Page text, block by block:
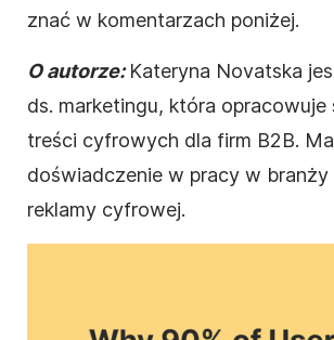
znać w komentarzach poniżej.
O autorze:Kateryna Novatska
ds. marketingu, która opracowuje
treści cyfrowych dla firm B2B.
doświadczenie w pracy w branży
reklamy cyfrowej.